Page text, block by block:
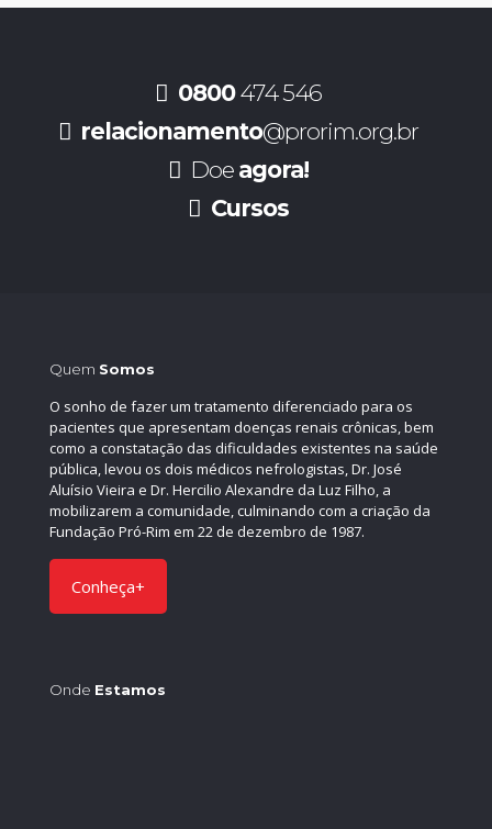
0800474 546
relacionamento@prorim.org.br
Doe agora!
Cursos
Quem Somos
O sonho de fazer um tratamento diferenciado para os
pacientes que apresentam doenças renais crônicas, bem
como a constatação das dificuldades existentes na saúde
pública, levou os dois médicos nefrologistas, Dr. José
Aluísio Vieira e Dr. Hercilio Alexandre da Luz Filho, a
mobilizarem a comunidade, culminando com a criação da
Fundação Pró-Rim em 22 de dezembro de 1987.
Conheça+
Onde Estamos